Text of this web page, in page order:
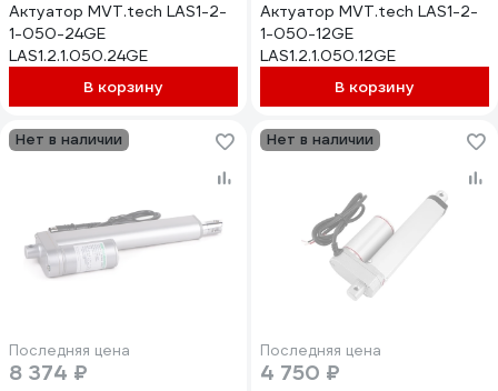
Актуатор MVT.tech LAS1-2-
1-050-24GE
LAS1.2.1.050.24GE
В корзину
Актуатор MVT.tech LAS1-2-
1-050-12GE
LAS1.2.1.050.12GE
В корзину
Нет в наличии
Последняя цена
8 374 ₽
Нет в наличии
Последняя цена
4 750 ₽